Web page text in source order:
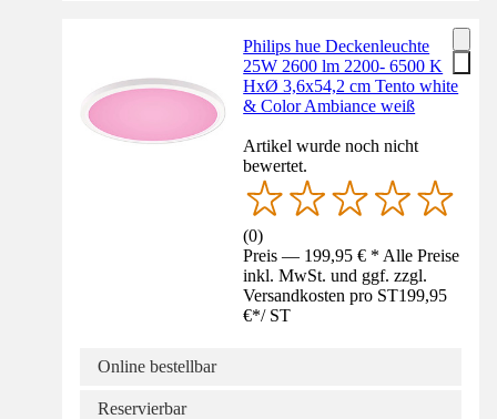
Philips hue Deckenleuchte
25W 2600 lm 2200- 6500 K
HxØ 3,6x54,2 cm Tento white
& Color Ambiance weiß
Artikel wurde noch nicht
bewertet.
(0)
Preis — 199,95 € * Alle Preise
inkl. MwSt. und ggf. zzgl.
Versandkosten pro ST199,95
€*/ ST
Online bestellbar
Reservierbar